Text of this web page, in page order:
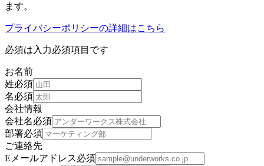
ます。
プライバシーポリシーの詳細はこちら
必須は入力必須項目です
お名前
姓必須
名必須
会社情報
会社名必須
部署必須
ご連絡先
Eメールアドレス必須